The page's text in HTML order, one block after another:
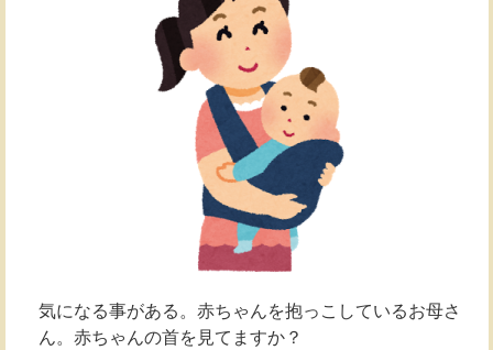
気になる事がある。赤ちゃんを抱っこしているお母さ
ん。赤ちゃんの首を見てますか？